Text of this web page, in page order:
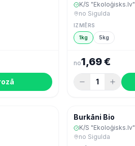
K/S "Ekoloģisks.lv"
no Sigulda
IZMĒRS
1kg
5kg
no1,69 €
1
Šodien
Burkāni Bio
K/S "Ekoloģisks.lv"
no Sigulda